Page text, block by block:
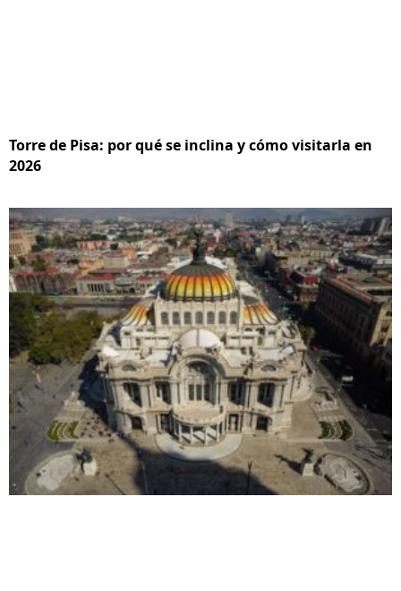
Torre de Pisa: por qué se inclina y cómo visitarla en
2026